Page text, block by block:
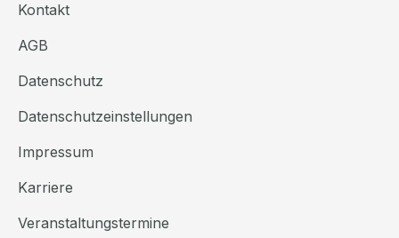
Kontakt
AGB
Datenschutz
Datenschutzeinstellungen
Impressum
Karriere
Veranstaltungstermine